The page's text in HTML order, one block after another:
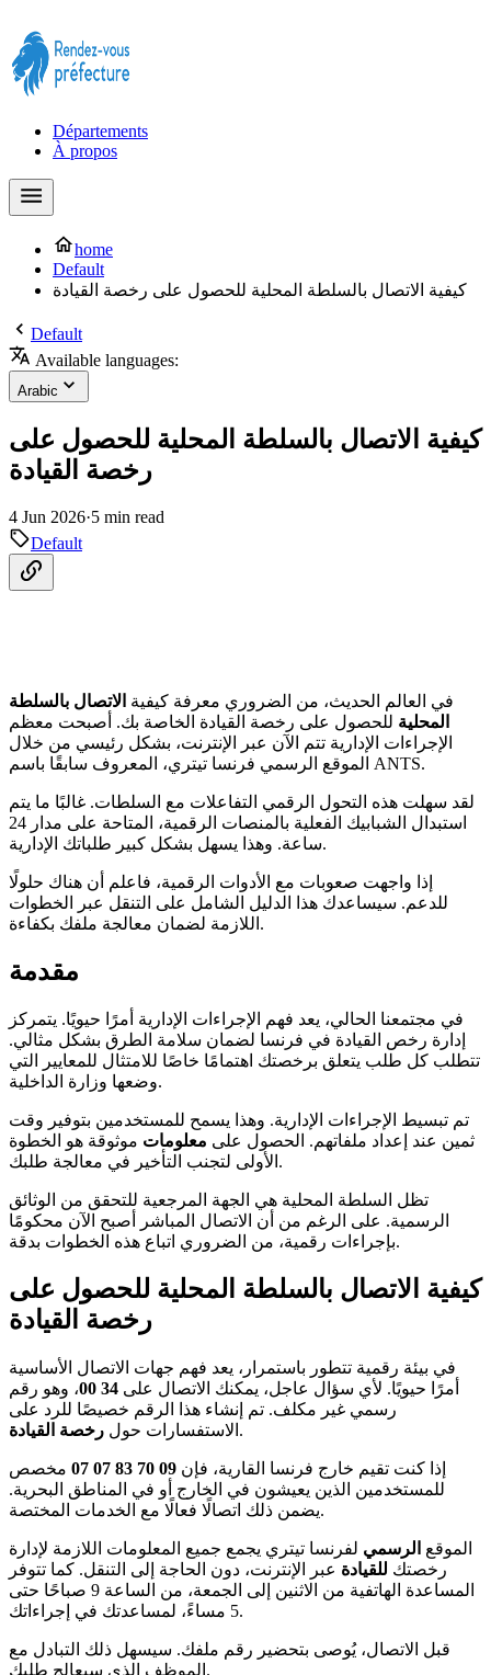
Départements
À propos
home
Default
كيفية الاتصال بالسلطة المحلية للحصول على رخصة القيادة
Default
Available languages:
Arabic
كيفية الاتصال بالسلطة المحلية للحصول على
رخصة القيادة
4 Jun 2026·5 min read
Default
في العالم الحديث، من الضروري معرفة كيفية الاتصال بالسلطة
المحلية للحصول على رخصة القيادة الخاصة بك. أصبحت معظم
الإجراءات الإدارية تتم الآن عبر الإنترنت، بشكل رئيسي من خلال
الموقع الرسمي فرنسا تيتري، المعروف سابقًا باسم ANTS.
لقد سهلت هذه التحول الرقمي التفاعلات مع السلطات. غالبًا ما يتم
استبدال الشبابيك الفعلية بالمنصات الرقمية، المتاحة على مدار 24
ساعة. وهذا يسهل بشكل كبير طلباتك الإدارية.
إذا واجهت صعوبات مع الأدوات الرقمية، فاعلم أن هناك حلولًا
للدعم. سيساعدك هذا الدليل الشامل على التنقل عبر الخطوات
اللازمة لضمان معالجة ملفك بكفاءة.
مقدمة
في مجتمعنا الحالي، يعد فهم الإجراءات الإدارية أمرًا حيويًا. يتمركز
إدارة رخص القيادة في فرنسا لضمان سلامة الطرق بشكل مثالي.
تتطلب كل طلب يتعلق برخصتك اهتمامًا خاصًا للامتثال للمعايير التي
وضعها وزارة الداخلية.
تم تبسيط الإجراءات الإدارية. وهذا يسمح للمستخدمين بتوفير وقت
ثمين عند إعداد ملفاتهم. الحصول على معلومات موثوقة هو الخطوة
الأولى لتجنب التأخير في معالجة طلبك.
تظل السلطة المحلية هي الجهة المرجعية للتحقق من الوثائق
الرسمية. على الرغم من أن الاتصال المباشر أصبح الآن محكومًا
بإجراءات رقمية، من الضروري اتباع هذه الخطوات بدقة.
كيفية الاتصال بالسلطة المحلية للحصول على
رخصة القيادة
في بيئة رقمية تتطور باستمرار، يعد فهم جهات الاتصال الأساسية
أمرًا حيويًا. لأي سؤال عاجل، يمكنك الاتصال على 34 00
، وهو رقم
رسمي غير مكلف. تم إنشاء هذا الرقم خصيصًا للرد على
الاستفسارات حول رخصة القيادة .
إذا كنت تقيم خارج فرنسا القارية، فإن 09 70 83 07 07
مخصص
للمستخدمين الذين يعيشون في الخارج أو في المناطق البحرية.
يضمن ذلك اتصالًا فعالًا مع الخدمات المختصة.
الموقع الرسمي لفرنسا تيتري يجمع جميع المعلومات اللازمة لإدارة
رخصتك للقيادة عبر الإنترنت، دون الحاجة إلى التنقل. كما تتوفر
المساعدة الهاتفية من الاثنين إلى الجمعة، من الساعة 9 صباحًا حتى
5 مساءً، لمساعدتك في إجراءاتك.
قبل الاتصال، يُوصى بتحضير رقم ملفك. سيسهل ذلك التبادل مع
الموظف الذي سيعالج طلبك.